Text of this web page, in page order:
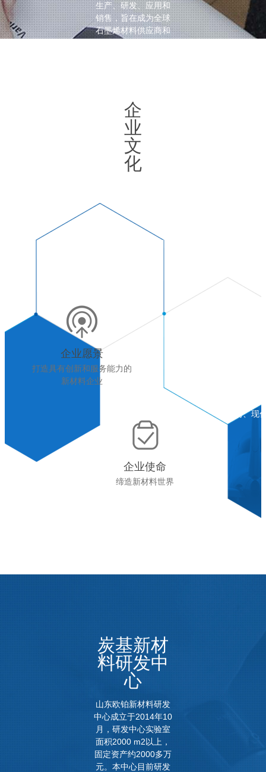
生产、研发、应用和
销售，旨在成为全球
石墨烯材料供应商和
企
业
文
化
企业愿景
打造具有创新和服务能力的
新材料企业
企业使命
缔造新材料世界
学习、现
炭基新材
料研发中
心
山东欧铂新材料研发
中心成立于2014年10
月，研发中心实验室
面积2000 m2以上，
固定资产约2000多万
元。本中心目前研发